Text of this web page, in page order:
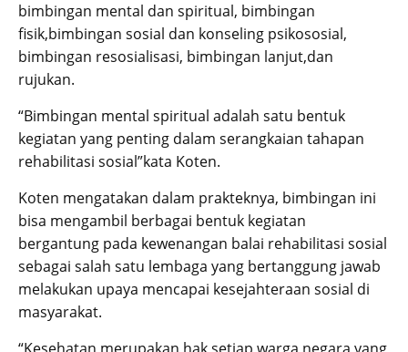
bimbingan mental dan spiritual, bimbingan
fisik,bimbingan sosial dan konseling psikososial,
bimbingan resosialisasi, bimbingan lanjut,dan
rujukan.
“Bimbingan mental spiritual adalah satu bentuk
kegiatan yang penting dalam serangkaian tahapan
rehabilitasi sosial”kata Koten.
Koten mengatakan dalam prakteknya, bimbingan ini
bisa mengambil berbagai bentuk kegiatan
bergantung pada kewenangan balai rehabilitasi sosial
sebagai salah satu lembaga yang bertanggung jawab
melakukan upaya mencapai kesejahteraan sosial di
masyarakat.